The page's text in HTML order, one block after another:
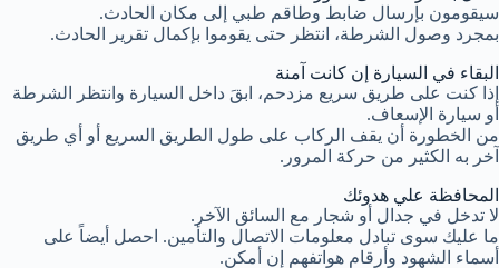
سيقومون بإرسال ضابط وطاقم طبي إلى مكان الحادث.
بمجرد وصول الشرطة، انتظر حتى يقوموا بإكمال تقرير الحادث.
البقاء في السيارة إن كانت آمنة
إذا كنت على طريق سريع مزدحم، ابقَ داخل السيارة وانتظر الشرطة
أو سيارة الإسعاف.
من الخطورة أن يقف الركاب على طول الطريق السريع أو أي طريق
آخر به الكثير من حركة المرور.
المحافظة علي هدوئك
لا تدخل في جدال أو شجار مع السائق الآخر.
ما عليك سوى تبادل معلومات الاتصال والتأمين. احصل أيضاً على
أسماء الشهود وأرقام هواتفهم إن أمكن.